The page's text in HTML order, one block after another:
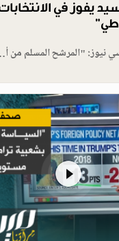
يفوز في
سي نيوز: "المرشح المسلم من